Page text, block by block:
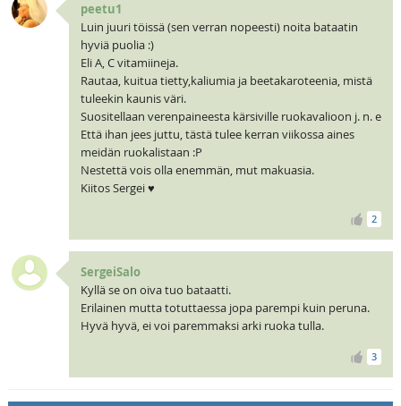
peetu1
Luin juuri töissä (sen verran nopeesti) noita bataatin
hyviä puolia :)
Eli A, C vitamiineja.
Rautaa, kuitua tietty,kaliumia ja beetakaroteenia, mistä
tuleekin kaunis väri.
Suositellaan verenpaineesta kärsiville ruokavalioon j. n. e
Että ihan jees juttu, tästä tulee kerran viikossa aines
meidän ruokalistaan :P
Nestettä vois olla enemmän, mut makuasia.
Kiitos Sergei ♥
2
SergeiSalo
Kyllä se on oiva tuo bataatti.
Erilainen mutta totuttaessa jopa parempi kuin peruna.
Hyvä hyvä, ei voi paremmaksi arki ruoka tulla.
3